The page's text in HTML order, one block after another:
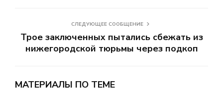
СЛЕДУЮЩЕЕ СООБЩЕНИЕ
Трое заключенных пытались сбежать из
нижегородской тюрьмы через подкоп
МАТЕРИАЛЫ ПО ТЕМЕ